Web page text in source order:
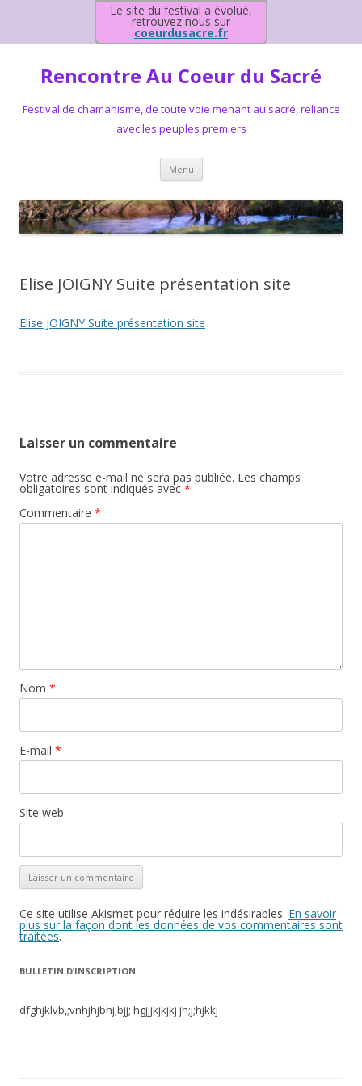
Le site du festival a évolué,
retrouvez nous sur
coeurdusacre.fr
Rencontre Au Coeur du Sacré
Festival de chamanisme, de toute voie menant au sacré, reliance
avec les peuples premiers
Menu Aller au contenu principal
Elise JOIGNY Suite présentation site
Elise JOIGNY Suite présentation site
Laisser un commentaire
Votre adresse e-mail ne sera pas publiée. Les champs
obligatoires sont indiqués avec *
Commentaire *
Nom *
E-mail *
Site web
Ce site utilise Akismet pour réduire les indésirables. En savoir
plus sur la façon dont les données de vos commentaires sont
traitées.
BULLETIN D’INSCRIPTION
dfghjklvb,;vnhjhjbhj;bjj; hgjjjkjkjkj jh;j;hjkkj